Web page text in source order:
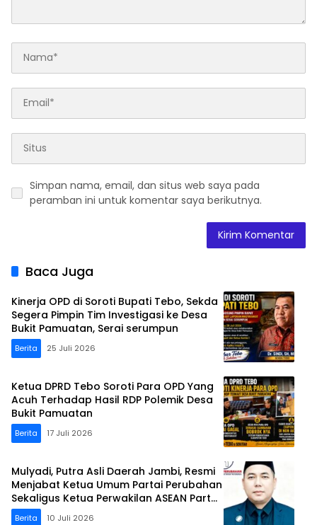
Simpan nama, email, dan situs web saya pada
peramban ini untuk komentar saya berikutnya.
Baca Juga
Kinerja OPD di Soroti Bupati Tebo, Sekda
Segera Pimpin Tim Investigasi ke Desa
Bukit Pamuatan, Serai serumpun
Berita 25 Juli 2026
Ketua DPRD Tebo Soroti Para OPD Yang
Acuh Terhadap Hasil RDP Polemik Desa
Bukit Pamuatan
Berita 17 Juli 2026
Mulyadi, Putra Asli Daerah Jambi, Resmi
Menjabat Ketua Umum Partai Perubahan
Sekaligus Ketua Perwakilan ASEAN Partai
Perubahan di Malaysia
Berita 10 Juli 2026